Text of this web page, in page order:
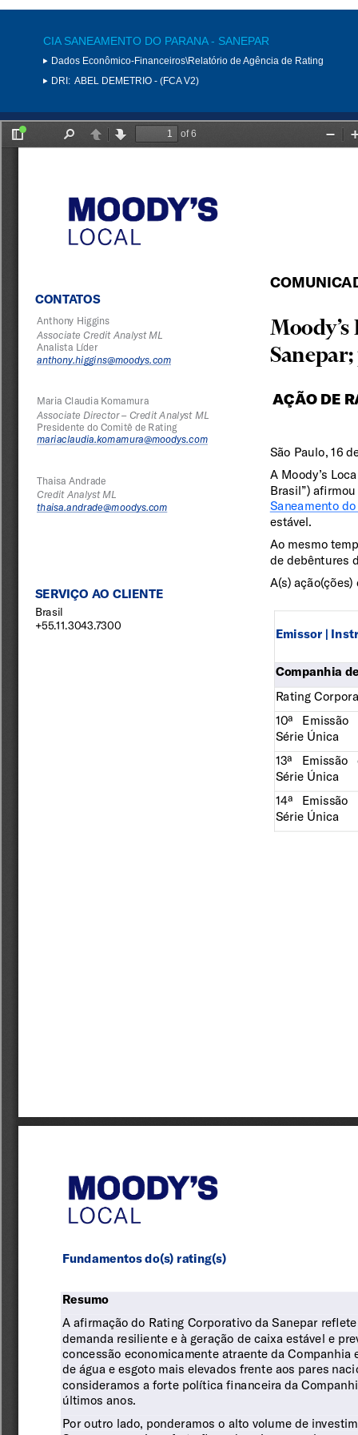
CIA SANEAMENTO DO PARANA - SANEPAR
Dados Econômico-Financeiros\Relatório de Agência de Rating
DRI: ABEL DEMETRIO - (FCA V2)